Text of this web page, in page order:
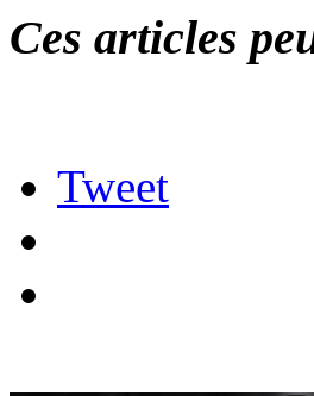
Ces articles
Tweet